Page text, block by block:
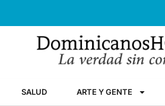
SALUD ARTE Y GENTE